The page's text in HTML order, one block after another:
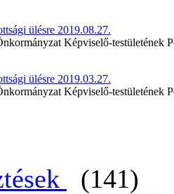
ülésre 2019.08.27.
Képviselő-testületének
ülésre 2019.03.27.
Képviselő-testületének
(141)